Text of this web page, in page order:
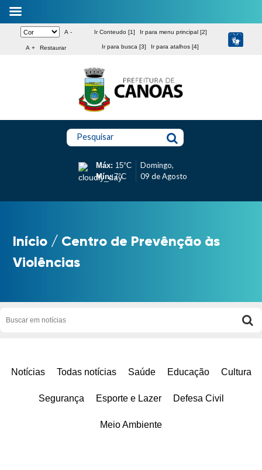
A -
A + Restaurar
Ir Conteudo [1] Ir para menu principal [2]
Ir para busca [3] Ir para atalhos [4]
Pesquisar
Máx: 15°C
Mín:7°C
Domingo,
09 de Agosto
Início / Centro de Prevênção às
Violências
Notícias Todas notícias Saúde Educação Cultura
Segurança Esporte e Lazer Defesa Civil
Meio Ambiente